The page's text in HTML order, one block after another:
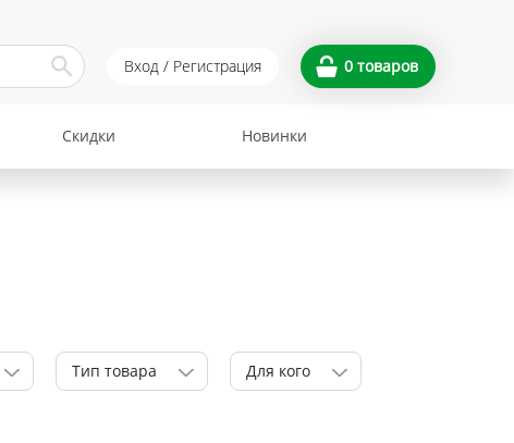
Вход / Регистрация 0 товаров
Скидки Новинки
Тип товара Для кого